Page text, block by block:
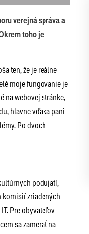
verejná správa a
toho je
ten, že je reálne
moje fungovanie je
na webovej stránke,
hlavne vďaka pani
Po dvoch
podujatí,
komisií zriadených
Pre obyvateľov
sa zamerať na